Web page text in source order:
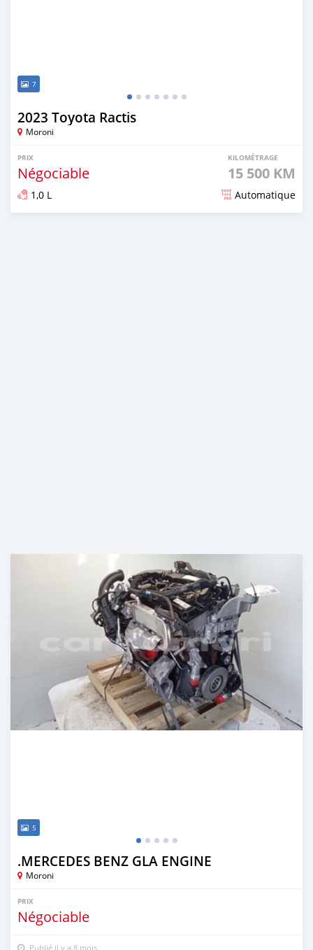
7
2023 Toyota Ractis
Moroni
PRIX
Négociable
KILOMÉTRAGE
15 500 KM
1,0 L Automatique
5
.MERCEDES BENZ GLA ENGINE
Moroni
PRIX
Négociable
Publié il y a 8 mois